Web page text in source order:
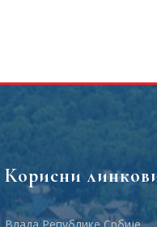
Корисни